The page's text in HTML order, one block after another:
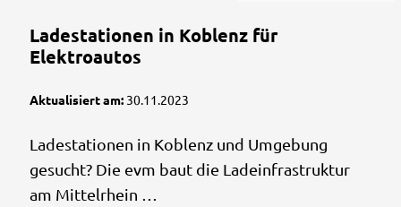
Ladestationen in Koblenz für
Elektroautos
Aktualisiert am: 30.11.2023
Ladestationen in Koblenz und Umgebung
gesucht? Die evm baut die Ladeinfrastruktur
am Mittelrhein …